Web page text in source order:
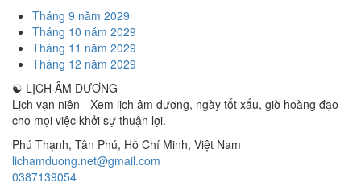
Tháng 9 năm 2029
Tháng 10 năm 2029
Tháng 11 năm 2029
Tháng 12 năm 2029
☯ LỊCH ÂM DƯƠNG
Lịch vạn niên - Xem lịch âm dương, ngày tốt xấu, giờ hoàng đạo
cho mọi việc khởi sự thuận lợi.
Phú Thạnh, Tân Phú, Hồ Chí Minh, Việt Nam
lichamduong.net@gmail.com
0387139054